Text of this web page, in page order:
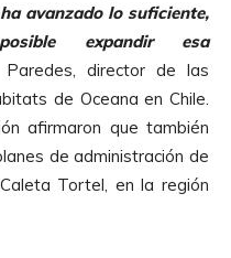
avanzado lo suficiente,
expandir esa
director de las
de Oceana en Chile.
afirmaron que también
de administración de
Tortel, en la región